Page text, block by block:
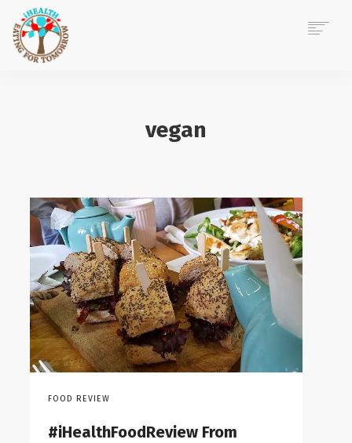
CONTACT
vegan
FOOD REVIEW
#iHealthFoodReview From